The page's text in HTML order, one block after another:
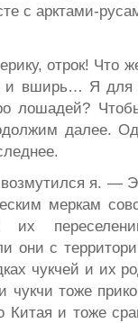
с арктами-
отрок! Что
и вширь… Я для
лошадей?
далее.
я. —
меркам
они с
чукчей и их
чукчи тоже
Китая и тоже